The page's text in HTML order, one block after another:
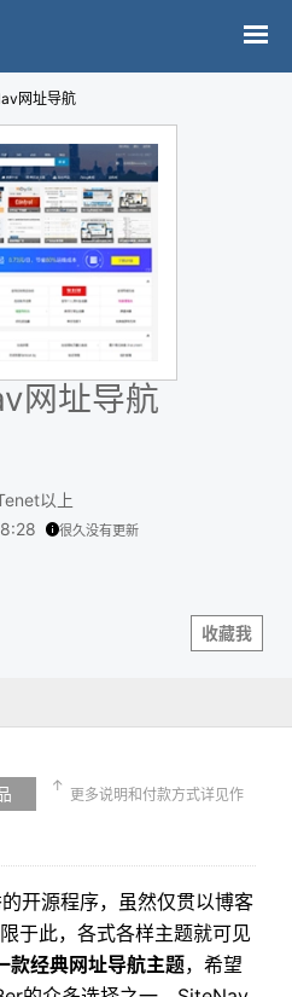
网址导航
网址导航
以上
很久没有更新
收藏我
↑
更多说明和付款方式详见作
开源程序，虽然仅贯以博客
于此，各式各样主题就可见
款经典网址导航主题，希望